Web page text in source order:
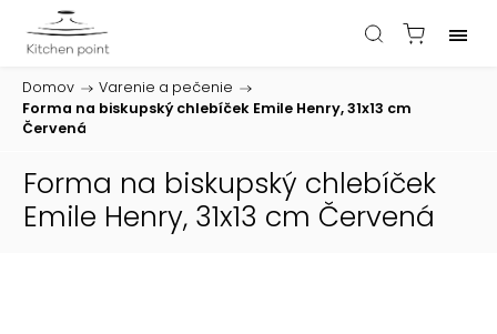
Domov / Varenie a pečenie /
Forma na biskupský chlebíček Emile Henry, 31x13 cm
Červená
Forma na biskupský chlebíček
Emile Henry, 31x13 cm Červená